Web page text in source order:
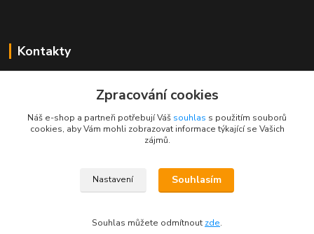
Kontakty
+420 733 530 378
(Po-Pá, 8-15 hod.)
© 2023 PEVA.cz
Zpracování cookies
Náš e-shop a partneři potřebují Váš souhlas s použitím souborů
cookies, aby Vám mohli zobrazovat informace týkající se Vašich
zájmů.
Nastavení Souhlasím
Souhlas můžete odmítnout zde.